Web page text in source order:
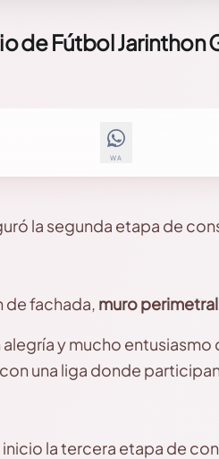
de Fútbol Jarinthon
WA
la segunda etapa de
de fachada, muro perimetral
y mucho
una liga donde
inicio la tercera etapa de